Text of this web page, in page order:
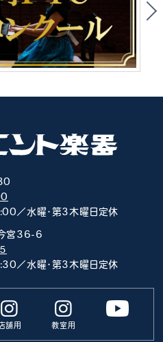
30
／水曜･第3木曜日定休
今宮36-6
／水曜･第3木曜日定休
舗用 教室用